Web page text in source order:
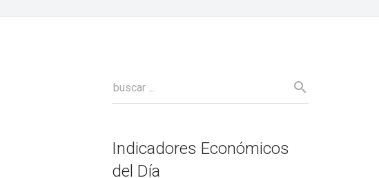
Indicadores Económicos
del Día